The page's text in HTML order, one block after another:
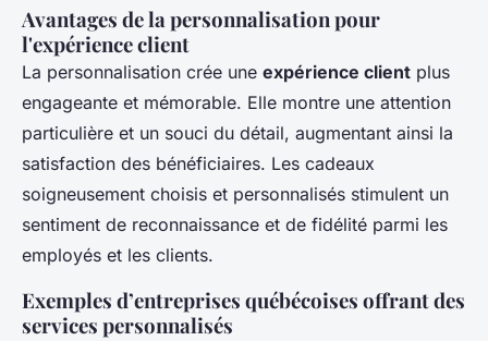
Avantages de la personnalisation pour
l'expérience client
La personnalisation crée une expérience client plus
engageante et mémorable. Elle montre une attention
particulière et un souci du détail, augmentant ainsi la
satisfaction des bénéficiaires. Les cadeaux
soigneusement choisis et personnalisés stimulent un
sentiment de reconnaissance et de fidélité parmi les
employés et les clients.
Exemples d’entreprises québécoises offrant des
services personnalisés